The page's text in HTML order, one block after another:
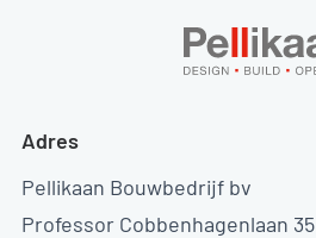
Adres
Pellikaan Bouwbedrijf bv
Professor Cobbenhagenlaan 35